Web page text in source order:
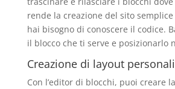
rende la creazione del sito
hai bisogno di conoscere il codice.
il blocco che ti serve e posizionarlo
Creazione di layout
Con l’editor di blocchi, puoi creare